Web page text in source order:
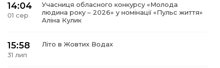
14:04
01 сер
Учасниця обласного конкурсу «Молода
людина року – 2026» у номінації «Пульс життя»
Аліна Кулик
15:58
31 лип
Літо в Жовтих Водах